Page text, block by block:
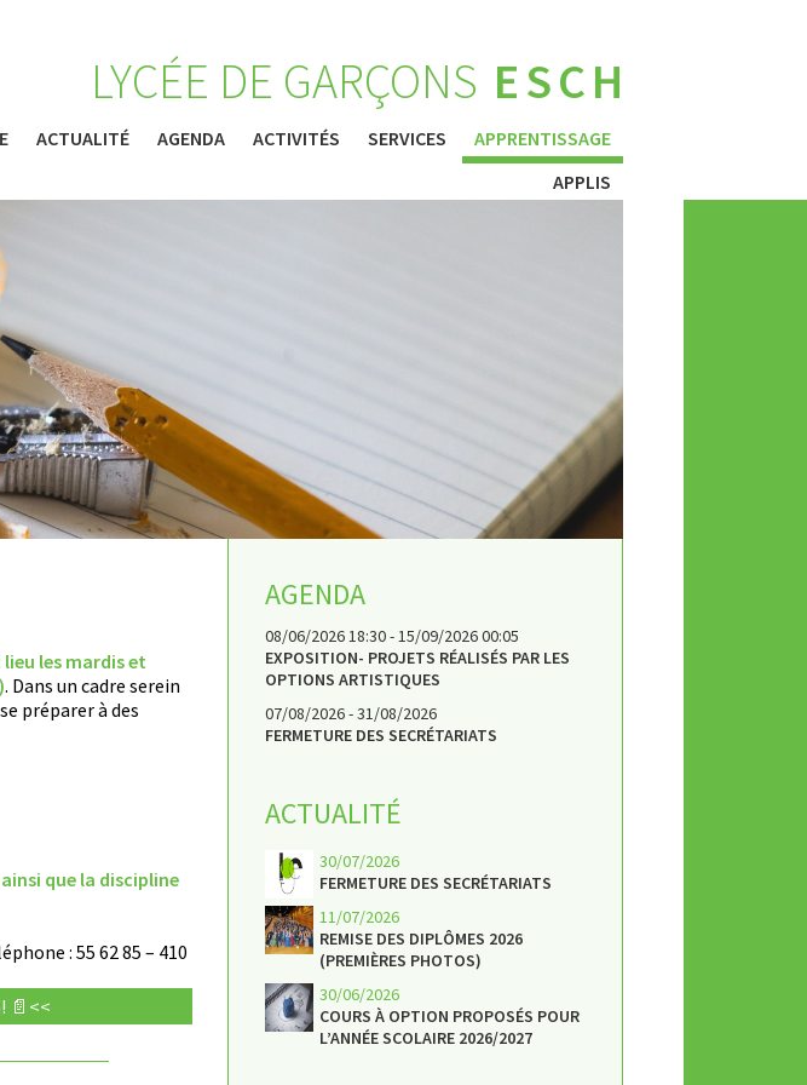
LYCÉE DE GARÇONS ESCH
ACTUALITÉ AGENDA ACTIVITÉS SERVICES
APPRENTISSAGE
APPLIS
les mardis et
. Dans un cadre serein
préparer à des
que la discipline
: 55 62 85 – 410
📄<<
AGENDA
08/06/2026 18:30 - 15/09/2026 00:05
EXPOSITION- PROJETS RÉALISÉS PAR LES
OPTIONS ARTISTIQUES
07/08/2026 - 31/08/2026
FERMETURE DES SECRÉTARIATS
ACTUALITÉ
30/07/2026
FERMETURE DES SECRÉTARIATS
11/07/2026
REMISE DES DIPLÔMES 2026
(PREMIÈRES PHOTOS)
30/06/2026
COURS À OPTION PROPOSÉS POUR
L’ANNÉE SCOLAIRE 2026/2027